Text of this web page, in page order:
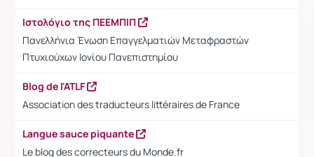
Ιστολόγιο της ΠΕΕΜΠΙΠ
Πανελλήνια Ένωση Επαγγελματιών Μεταφραστών
Πτυχιούχων Ιονίου Πανεπιστημίου
Blog de l'ATLF
Association des traducteurs littéraires de France
Langue sauce piquante
Le blog des correcteurs du Monde.fr